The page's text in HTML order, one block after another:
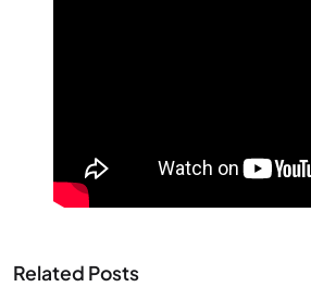
Related Posts